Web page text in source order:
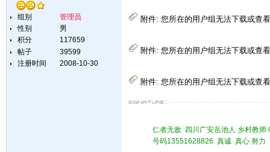
组别
管理员
性别
男
积分
117659
帖子
39599
注册时间
2008-10-30
附件: 您所在的用户组无法下载或查
附件: 您所在的用户组无法下载或查
附件: 您所在的用户组无法下载或查
仁者无敌 四川广安岳池人 乡村教
号码13551628826 真诚 真心 努